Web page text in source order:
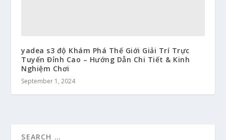
yadea s3 độ Khám Phá Thế Giới Giải Trí Trực
Tuyến Đỉnh Cao – Hướng Dẫn Chi Tiết & Kinh
Nghiệm Chơi
September 1, 2024